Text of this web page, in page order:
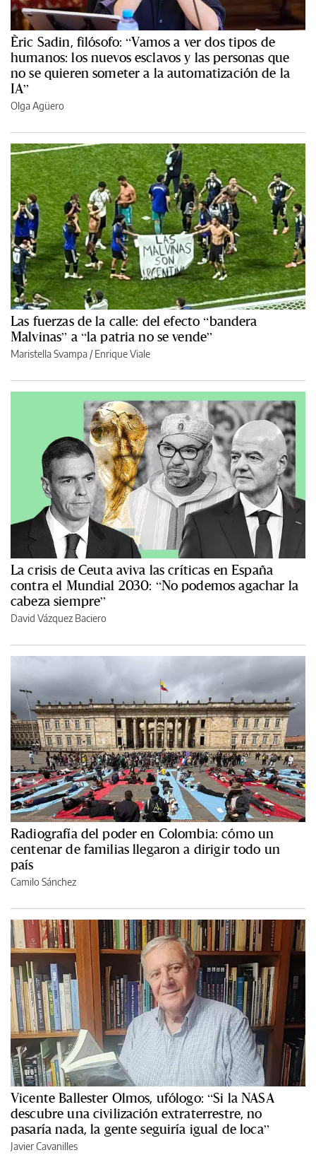
Èric Sadin, filósofo: “Vamos a ver dos tipos de
humanos: los nuevos esclavos y las personas que
no se quieren someter a la automatización de la
IA”
Olga Agüero
Las fuerzas de la calle: del efecto “bandera
Malvinas” a “la patria no se vende”
Maristella Svampa /Enrique Viale
La crisis de Ceuta aviva las críticas en España
contra el Mundial 2030: “No podemos agachar la
cabeza siempre”
David Vázquez Baciero
Radiografía del poder en Colombia: cómo un
centenar de familias llegaron a dirigir todo un
país
Camilo Sánchez
Vicente Ballester Olmos, ufólogo: “Si la NASA
descubre una civilización extraterrestre, no
pasaría nada, la gente seguiría igual de loca”
Javier Cavanilles